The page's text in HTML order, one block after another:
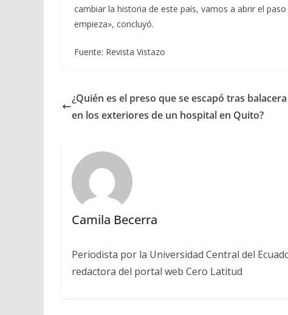
cambiar la historia de este país, vamos a abrir el
empieza», concluyó.
Fuente: Revista Vistazo
¿Quién es el preso que se escapó tras balacera
en los exteriores de un hospital en Quito?
Camila Becerra
Periodista por la Universidad Central del
redactora del portal web Cero Latitud